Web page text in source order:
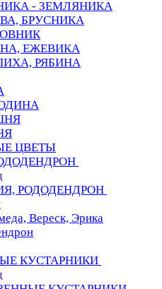
- ЗЕМЛЯНИКА
БРУСНИКА
ЕЖЕВИКА
РЯБИНА
ЦВЕТЫ
РОДОДЕНДРОН
Вереск, Эрика
КУСТАРНИКИ